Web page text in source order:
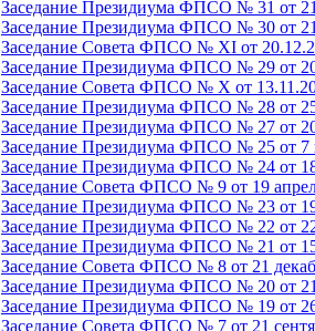
Заседание Президиума ФПСО № 31 от 21
Заседание Президиума ФПСО № 30 от 21
Заседание Совета ФПСО № XI от
Заседание Президиума ФПСО № 29 от
Заседание Совета ФПСО № X от
Заседание Президиума ФПСО № 28 от 25
Заседание Президиума ФПСО № 27 от 20
Заседание Президиума ФПСО № 25 от 7
Заседание Президиума ФПСО № 24 от 18
Заседание Совета ФПСО № 9 от 19
Заседание Президиума ФПСО № 23 от 19
Заседание Президиума ФПСО № 22 от 22
Заседание Президиума ФПСО № 21 от 15
Заседание Совета ФПСО № 8 от 21
Заседание Президиума ФПСО № 20 от 21
Заседание Президиума ФПСО № 19 от 26
Заседание Совета ФПСО № 7 от 21